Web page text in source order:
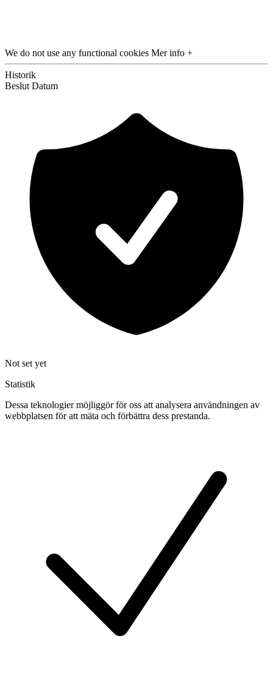
We do not use any functional cookies Mer info +
Historik
Beslut Datum
Not set yet
Statistik
Dessa teknologier möjliggör för oss att analysera användningen av
webbplatsen för att mäta och förbättra dess prestanda.